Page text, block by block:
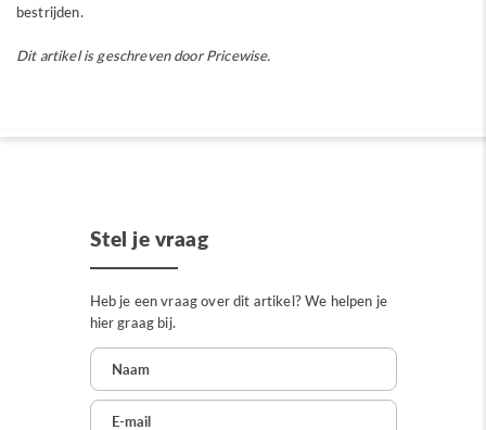
bestrijden.
Dit artikel is geschreven door Pricewise.
Stel je vraag
Heb je een vraag over dit artikel? We helpen je
hier graag bij.